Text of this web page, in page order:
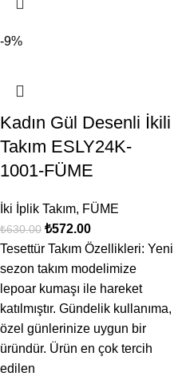
-9%
Kadın Gül Desenli İkili
Takım ESLY24K-
1001-FÜME
İki İplik Takım, FÜME
₺630.00 ₺572.00
Tesettür Takım Özellikleri: Yeni
sezon takım modelimize
lepoar kumaşı ile hareket
katılmıştır. Gündelik kullanıma,
özel günlerinize uygun bir
üründür. Ürün en çok tercih
edilen